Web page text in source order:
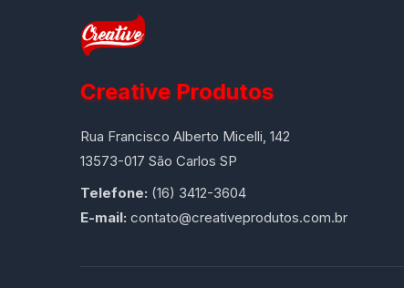
Creative Produtos
Rua Francisco Alberto Micelli, 142
13573-017 São Carlos SP
Telefone: (16) 3412-3604
E-mail: contato@creativeprodutos.com.br